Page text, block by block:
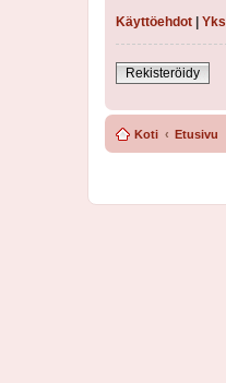
Käyttöehdot |
Rekisteröidy
Koti Etusivu